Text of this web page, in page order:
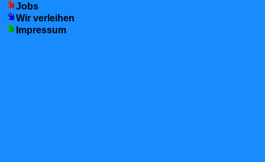
Jobs
Wir verleihen
Impressum